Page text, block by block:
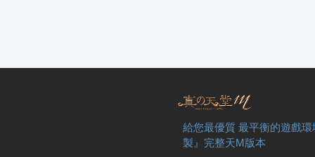
給您最優質 最平衡的遊戲
製』完整天M版本